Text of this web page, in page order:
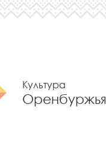
Культура
Оренбуржья